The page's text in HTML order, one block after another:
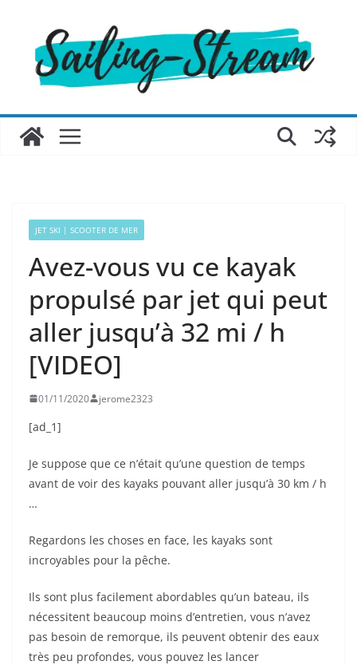
contenu
JET SKI | SCOOTER DE MER
Avez-vous vu ce kayak
propulsé par jet qui peut
aller jusqu’à 32 mi / h
[VIDEO]
01/11/2020 jerome2323
[ad_1]
Je suppose que ce n’était qu’une question de temps
avant de voir des kayaks pouvant aller jusqu’à 30 km / h
…
Regardons les choses en face, les kayaks sont
incroyables pour la pêche.
Ils sont plus facilement abordables qu’un bateau, ils
nécessitent beaucoup moins d’entretien, vous n’avez
pas besoin de remorque, ils peuvent obtenir des eaux
très peu profondes, vous pouvez les lancer